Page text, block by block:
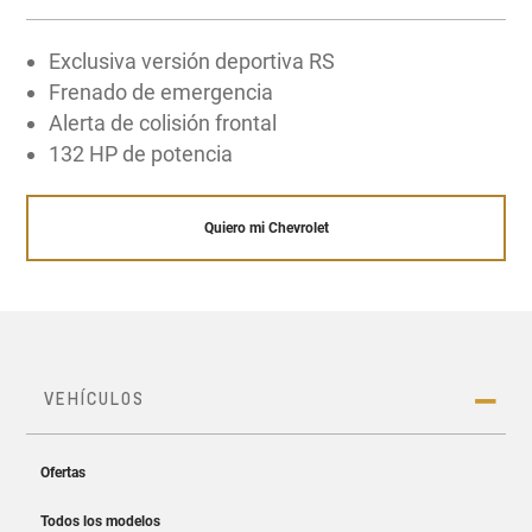
Explorar la tecnología OnStar
Exclusiva versión deportiva RS
Frenado de emergencia
Alerta de colisión frontal
132 HP de potencia
Quiero mi Chevrolet